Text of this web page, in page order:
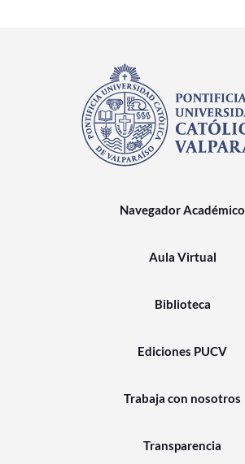
Navegador Académico
Aula Virtual
Biblioteca
Ediciones PUCV
Trabaja con nosotros
Transparencia